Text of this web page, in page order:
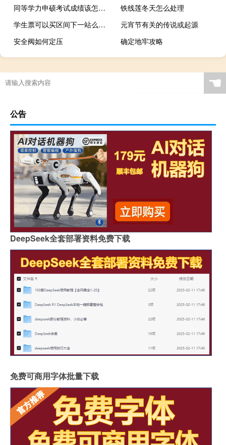
同等学力申硕考试成绩该怎么查询
铁线莲冬天怎么处理
学生票可以买区间下一站么（学生票可以买区间内的）
元宵节有关的传说或起源
安全阀如何定压
确定地牢攻略
☚
公告
DeepSeek全套部署资料免费下载
免费可商用字体批量下载